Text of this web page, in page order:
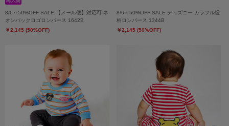
8/6～50%OFF SALE 【メール便】対応可 ネ
オンバックロゴロンパース 1642B
￥2,145 (50%OFF)
8/6～50%OFF SALE ディズニー カラフル総
柄ロンパース 1344B
￥2,145 (50%OFF)